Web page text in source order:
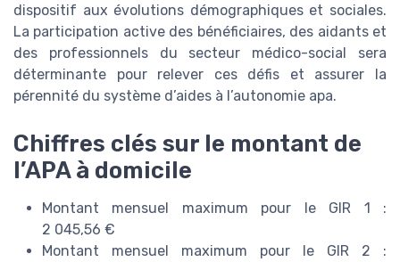
dispositif aux évolutions démographiques et sociales.
La participation active des bénéficiaires, des aidants et
des professionnels du secteur médico-social sera
déterminante pour relever ces défis et assurer la
pérennité du système d’aides à l’autonomie apa.
Chiffres clés sur le montant de
l’APA à domicile
Montant mensuel maximum pour le GIR 1 :
2 045,56 €
Montant mensuel maximum pour le GIR 2 :